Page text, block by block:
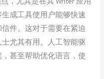
成工具使用户能够快速
件。这对于需要在紧迫
尤其有用。人工智能驱
甚至帮助优化语言，使